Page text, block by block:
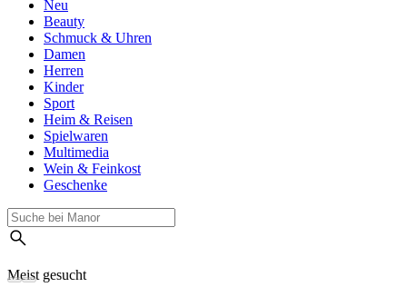
Neu
Beauty
Schmuck & Uhren
Damen
Herren
Kinder
Sport
Heim & Reisen
Spielwaren
Multimedia
Wein & Feinkost
Geschenke
Meist gesucht